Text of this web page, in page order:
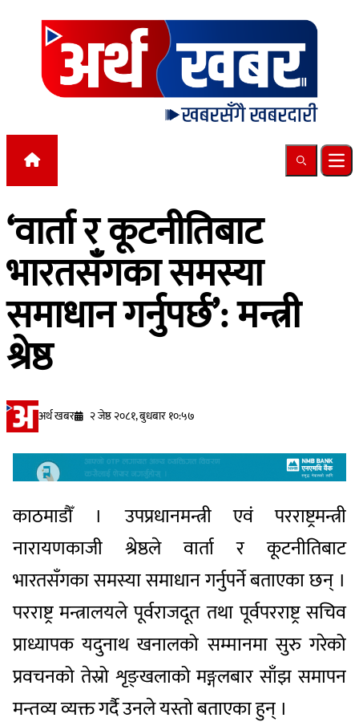
Skip to content
Search
‘वार्ता र कूटनीतिबाट
भारतसँगका समस्या
समाधान गर्नुपर्छ’: मन्त्री
श्रेष्ठ
अर्थ खबर २ जेष्ठ २०८१, बुधबार १०:५७
काठमाडौँ । उपप्रधानमन्त्री एवं परराष्ट्रमन्त्री
नारायणकाजी श्रेष्ठले वार्ता र कूटनीतिबाट
भारतसँगका समस्या समाधान गर्नुपर्ने बताएका छन् ।
परराष्ट्र मन्त्रालयले पूर्वराजदूत तथा पूर्वपरराष्ट्र सचिव
प्राध्यापक यदुनाथ खनालको सम्मानमा सुरु गरेको
प्रवचनको तेस्रो शृङ्खलाको मङ्गलबार साँझ समापन
मन्तव्य व्यक्त गर्दै उनले यस्तो बताएका हुन् ।